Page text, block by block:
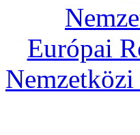
Európai
Nemzetközi